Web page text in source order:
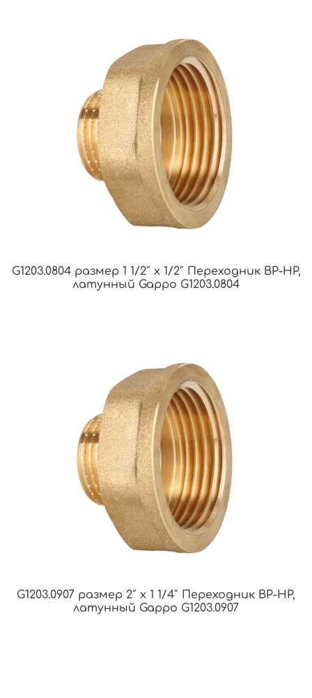
G1203.0804 размер 1 1/2″ х 1/2″ Переходник ВР-НР,
латунный Gappo G1203.0804
G1203.0907 размер 2″ х 1 1/4″ Переходник ВР-НР,
латунный Gappo G1203.0907